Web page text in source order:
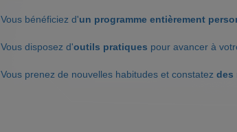
Vous bénéficiez d'un programme entièrement
Vous disposez d'outils pratiques pour avancer à
Vous prenez de nouvelles habitudes et constatez des